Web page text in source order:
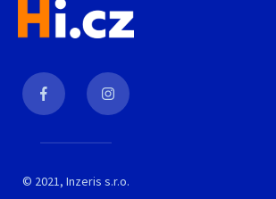
© 2021, Inzeris s.r.o.